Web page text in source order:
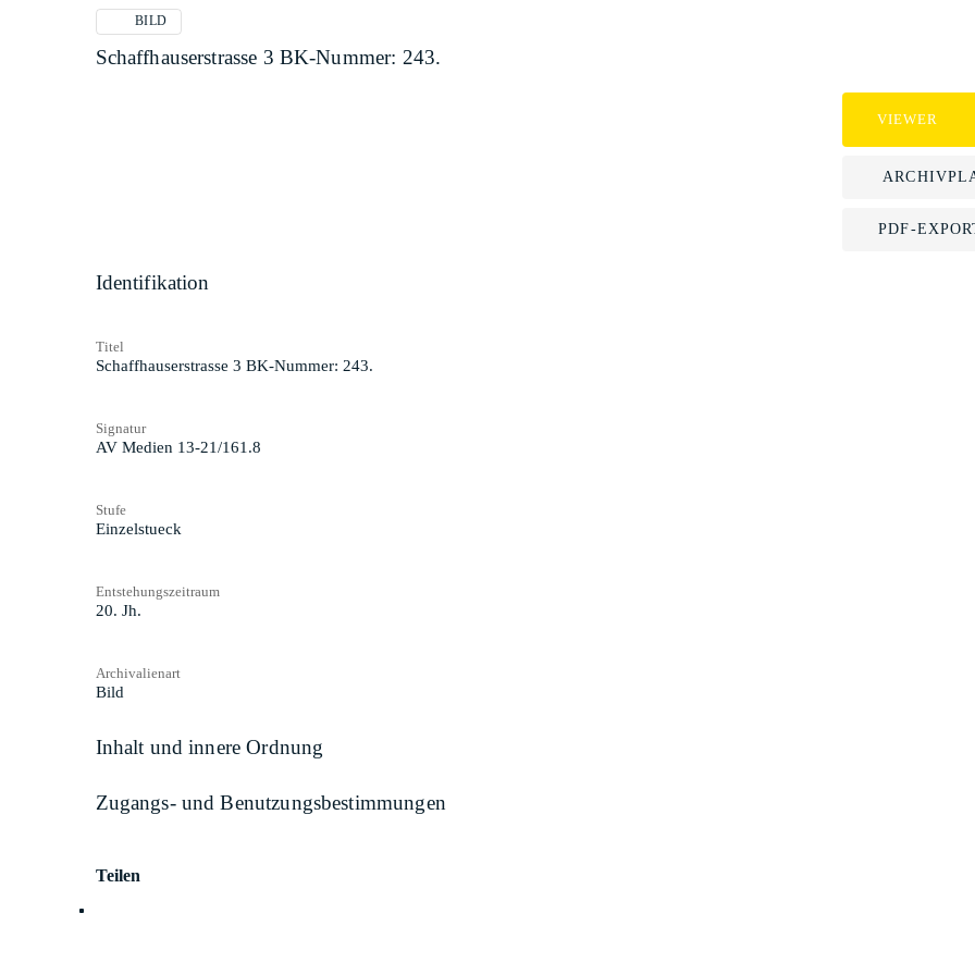
BILD
Schaffhauserstrasse 3 BK-Nummer: 243.
VIEWER
PDF-
Identifikation
Titel
Schaffhauserstrasse 3 BK-Nummer: 243.
Signatur
AV Medien 13-21/161.8
Stufe
Einzelstueck
Entstehungszeitraum
20. Jh.
Archivalienart
Bild
Inhalt und innere Ordnung
Zugangs- und Benutzungsbestimmungen
Teilen